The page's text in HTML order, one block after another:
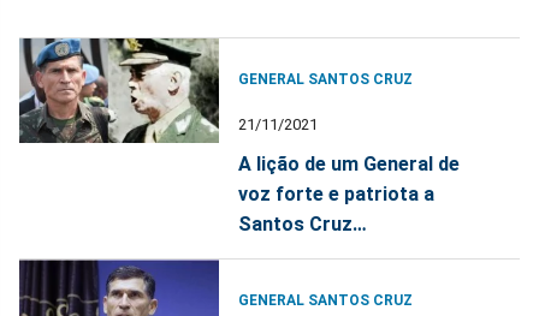
GENERAL SANTOS CRUZ
21/11/2021
A lição de um General de
voz forte e patriota a
Santos Cruz…
GENERAL SANTOS CRUZ